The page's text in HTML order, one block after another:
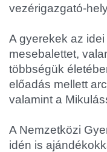
vezérigazgató-
A gyerekek az
mesebalettet,
többségük
előadás mellett
valamint a
A Nemzetközi
idén is